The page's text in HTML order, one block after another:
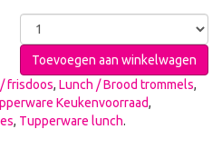
Toevoegen aan winkelwagen
frisdoos, Lunch / Brood trommels,
Keukenvoorraad,
, Tupperware lunch.